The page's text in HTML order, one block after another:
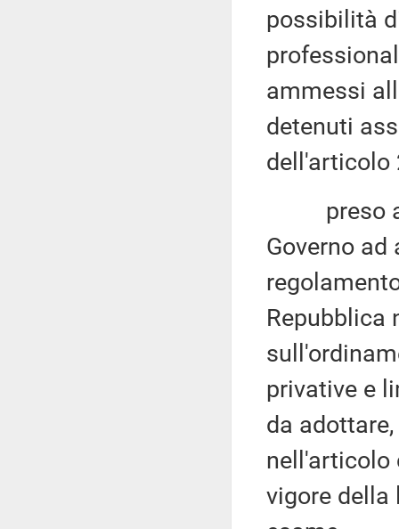
possibilità
ammessi
detenuti
dell'articolo
preso
Governo
Repubblica
privative e
da
nell'articolo
vigore della